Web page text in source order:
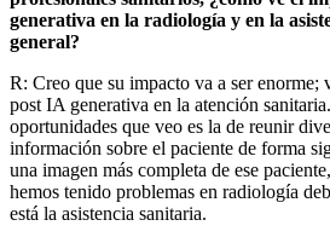
generativa en la radiología y en la
general?
R: Creo que su impacto va a ser enorme;
post IA generativa en la atención
oportunidades que veo es la de reunir
información sobre el paciente de forma
una imagen más completa de ese
hemos tenido problemas en radiología
está la asistencia sanitaria.